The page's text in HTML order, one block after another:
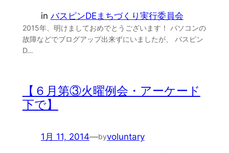
in バスピンDEまちづくり実行委員会
2015年、明けましておめでとうございます！ パソコンの
故障などでブログアップ出来ずにいましたが、 バスピン
D…
【６月第③火曜例会・アーケード
下で】
1月 11, 2014—byvoluntary